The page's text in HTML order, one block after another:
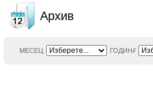
Архив
МЕСЕЦ ГОДИНА